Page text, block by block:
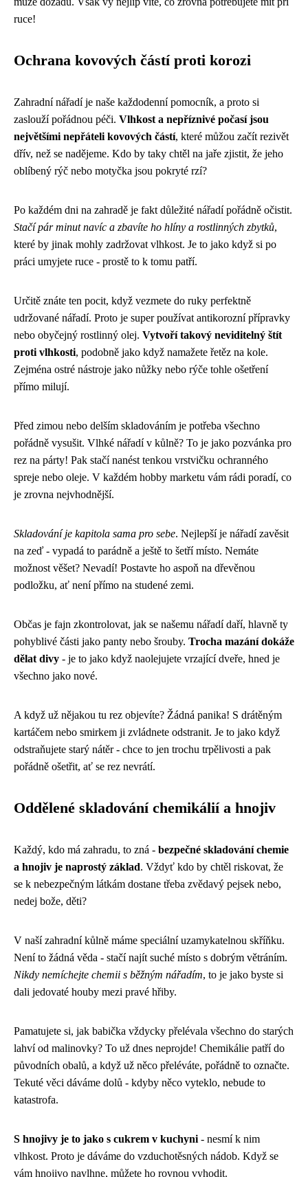
ruce!
Ochrana kovových částí proti korozi
Zahradní nářadí je naše každodenní pomocník, a proto si
zaslouží pořádnou péči. Vlhkost a nepříznivé počasí jsou
největšími nepřáteli kovových částí, které můžou začít rezivět
dřív, než se nadějeme. Kdo by taky chtěl na jaře zjistit, že jeho
oblíbený rýč nebo motyčka jsou pokryté rzí?
Po každém dni na zahradě je fakt důležité nářadí pořádně očistit.
Stačí pár minut navíc a zbavíte ho hlíny a rostlinných zbytků,
které by jinak mohly zadržovat vlhkost. Je to jako když si po
práci umyjete ruce - prostě to k tomu patří.
Určitě znáte ten pocit, když vezmete do ruky perfektně
udržované nářadí. Proto je super používat antikorozní přípravky
nebo obyčejný rostlinný olej. Vytvoří takový neviditelný štít
proti vlhkosti, podobně jako když namažete řetěz na kole.
Zejména ostré nástroje jako nůžky nebo rýče tohle ošetření
přímo milují.
Před zimou nebo delším skladováním je potřeba všechno
pořádně vysušit. Vlhké nářadí v kůlně? To je jako pozvánka pro
rez na párty! Pak stačí nanést tenkou vrstvičku ochranného
spreje nebo oleje. V každém hobby marketu vám rádi poradí, co
je zrovna nejvhodnější.
Skladování je kapitola sama pro sebe. Nejlepší je nářadí zavěsit
na zeď - vypadá to parádně a ještě to šetří místo. Nemáte
možnost věšet? Nevadí! Postavte ho aspoň na dřevěnou
podložku, ať není přímo na studené zemi.
Občas je fajn zkontrolovat, jak se našemu nářadí daří, hlavně ty
pohyblivé části jako panty nebo šrouby. Trocha mazání dokáže
dělat divy - je to jako když naolejujete vrzající dveře, hned je
všechno jako nové.
A když už nějakou tu rez objevíte? Žádná panika! S drátěným
kartáčem nebo smirkem ji zvládnete odstranit. Je to jako když
odstraňujete starý nátěr - chce to jen trochu trpělivosti a pak
pořádně ošetřit, ať se rez nevrátí.
Oddělené skladování chemikálií a hnojiv
Každý, kdo má zahradu, to zná - bezpečné skladování chemie
a hnojiv je naprostý základ. Vždyť kdo by chtěl riskovat, že
se k nebezpečným látkám dostane třeba zvědavý pejsek nebo,
nedej bože, děti?
V naší zahradní kůlně máme speciální uzamykatelnou skříňku.
Není to žádná věda - stačí najít suché místo s dobrým větráním.
Nikdy nemíchejte chemii s běžným nářadím, to je jako byste si
dali jedovaté houby mezi pravé hřiby.
Pamatujete si, jak babička vždycky přelévala všechno do starých
lahví od malinovky? To už dnes neprojde! Chemikálie patří do
původních obalů, a když už něco přeléváte, pořádně to označte.
Tekuté věci dáváme dolů - kdyby něco vyteklo, nebude to
katastrofa.
S hnojivy je to jako s cukrem v kuchyni - nesmí k nim
vlhkost. Proto je dáváme do vzduchotěsných nádob. Když se
vám hnojivo navlhne, můžete ho rovnou vyhodit.